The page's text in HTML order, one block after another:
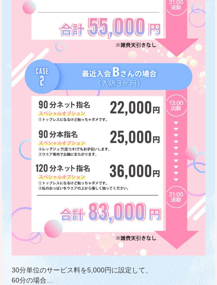
30分単位のサービス料を5,000円に設定して、
60分の場合…